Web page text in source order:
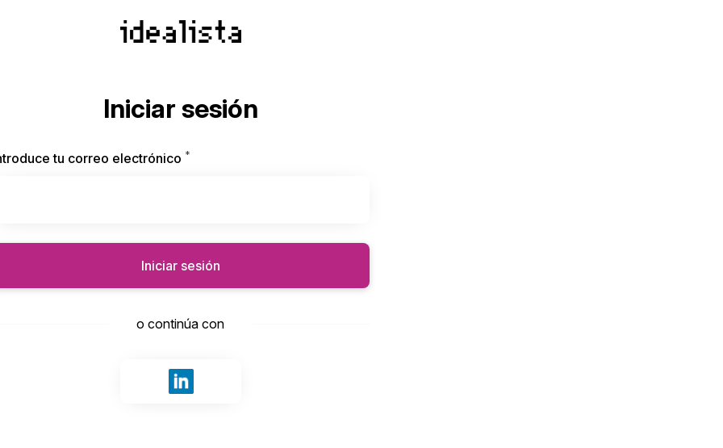
Iniciar sesión
tu correo electrónico *
Iniciar sesión
o continúa con
Iniciar sesión con LinkedIn